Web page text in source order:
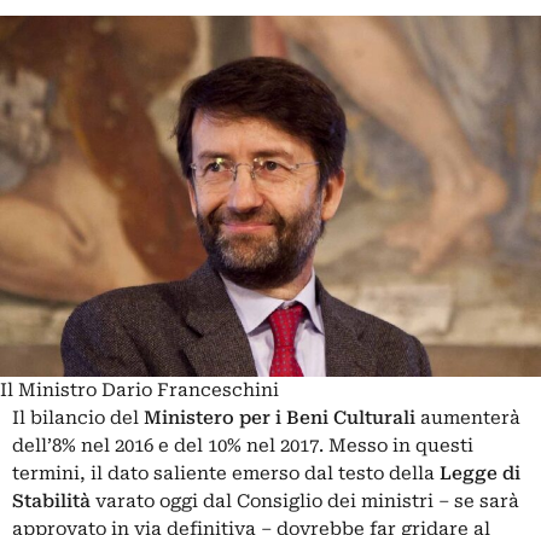
Il Ministro Dario Franceschini
Il bilancio del Ministero per i Beni Culturali aumenterà
dell’8% nel 2016 e del 10% nel 2017. Messo in questi
termini, il dato saliente emerso dal testo della Legge di
Stabilità varato oggi dal Consiglio dei ministri – se sarà
approvato in via definitiva – dovrebbe far gridare al